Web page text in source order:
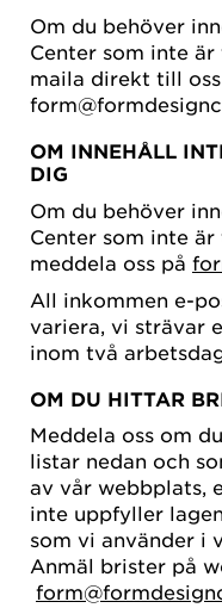
Om du behöver
Center som inte
maila direkt till
OM INNEHÅLL
DIG
Om du behöver
Center som inte
meddela oss på
All inkommen e-
variera, vi strävar
inom två
OM DU HITTAR
Meddela oss om
listar nedan och
av vår webbplats,
inte uppfyller
som vi använder i
Anmäl brister på